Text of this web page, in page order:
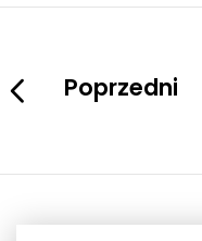
Poprzedni